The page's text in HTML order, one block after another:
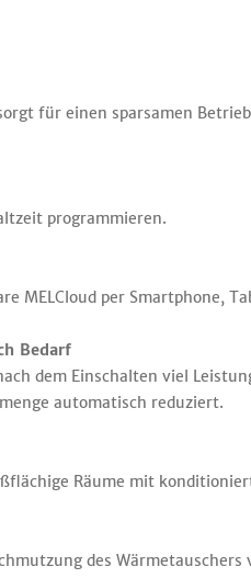
für einen sparsamen
programmieren.
MELCloud per Smartphone,
Bedarf
dem Einschalten viel
automatisch reduziert.
Räume mit
des Wärmetauschers